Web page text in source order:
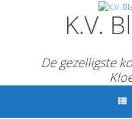
K.V.
De gezelligste